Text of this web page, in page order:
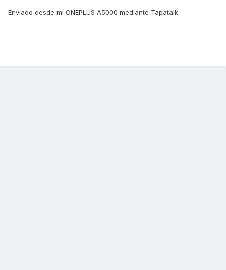
Enviado desde mi ONEPLUS A5000 mediante Tapatalk